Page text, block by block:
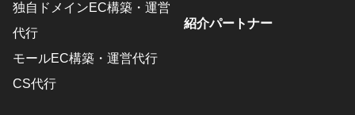
独自ドメインEC構築・運営
代行
モールEC構築・運営代行
CS代行
紹介パートナー